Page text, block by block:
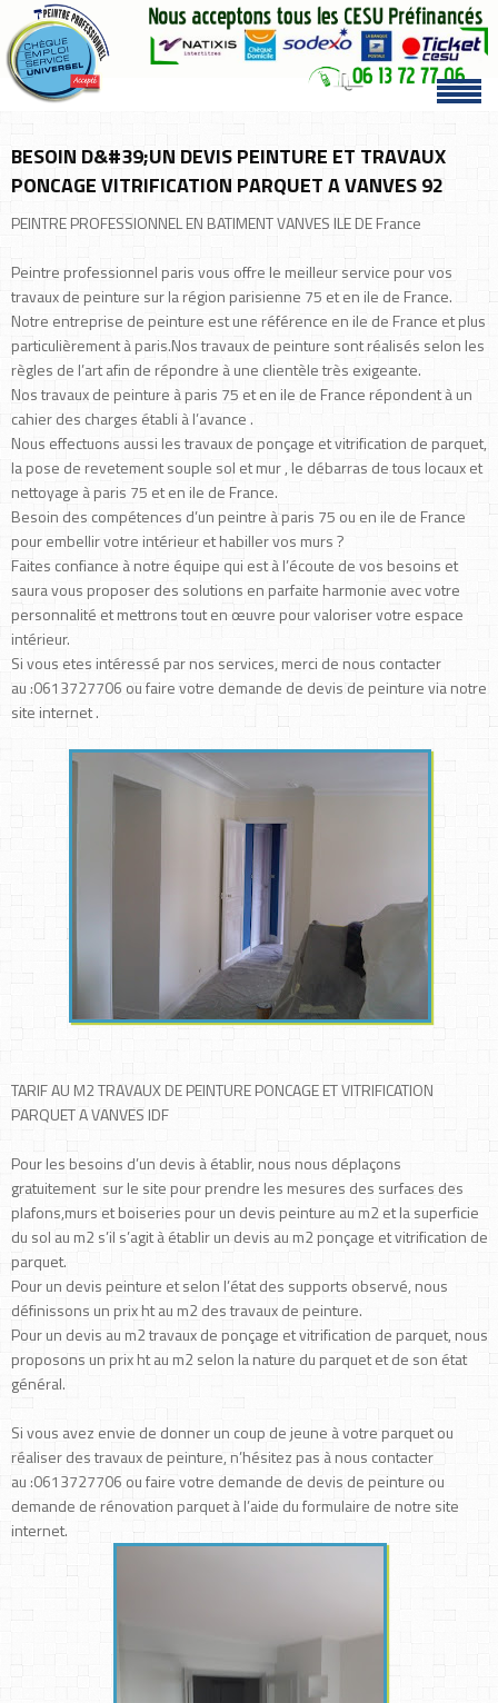
BESOIN D&#39;UN DEVIS PEINTURE ET TRAVAUX
PONCAGE VITRIFICATION PARQUET A VANVES 92
PEINTRE PROFESSIONNEL EN BATIMENT VANVES ILE DE France
Peintre professionnel paris vous offre le meilleur service pour vos
travaux de peinture sur la région parisienne 75 et en ile de France.
Notre entreprise de peinture est une référence en ile de France et plus
particulièrement à paris.Nos travaux de peinture sont réalisés selon les
règles de l’art afin de répondre à une clientèle très exigeante.
Nos travaux de peinture à paris 75 et en ile de France répondent à un
cahier des charges établi à l’avance .
Nous effectuons aussi les travaux de ponçage et vitrification de parquet,
la pose de revetement souple sol et mur , le débarras de tous locaux et
nettoyage à paris 75 et en ile de France.
Besoin des compétences d’un peintre à paris 75 ou en ile de France
pour embellir votre intérieur et habiller vos murs ?
Faites confiance à notre équipe qui est à l’écoute de vos besoins et
saura vous proposer des solutions en parfaite harmonie avec votre
personnalité et mettrons tout en œuvre pour valoriser votre espace
intérieur.
Si vous etes intéressé par nos services, merci de nous contacter
au :0613727706 ou faire votre demande de devis de peinture via notre
site internet .
TARIF AU M2 TRAVAUX DE PEINTURE PONCAGE ET VITRIFICATION
PARQUET A VANVES IDF
Pour les besoins d’un devis à établir, nous nous déplaçons
gratuitement sur le site pour prendre les mesures des surfaces des
plafons,murs et boiseries pour un devis peinture au m2 et la superficie
du sol au m2 s’il s’agit à établir un devis au m2 ponçage et vitrification de
parquet.
Pour un devis peinture et selon l’état des supports observé, nous
définissons un prix ht au m2 des travaux de peinture.
Pour un devis au m2 travaux de ponçage et vitrification de parquet, nous
proposons un prix ht au m2 selon la nature du parquet et de son état
général.
Si vous avez envie de donner un coup de jeune à votre parquet ou
réaliser des travaux de peinture, n’hésitez pas à nous contacter
au :0613727706 ou faire votre demande de devis de peinture ou
demande de rénovation parquet à l’aide du formulaire de notre site
internet.